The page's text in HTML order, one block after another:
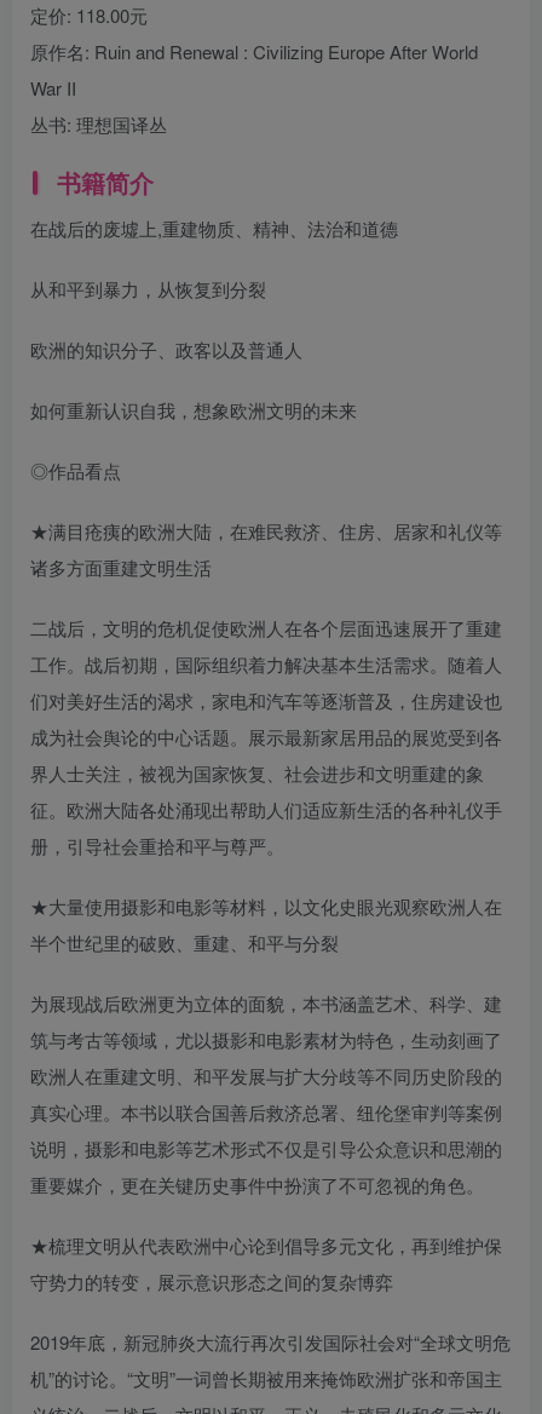
定价: 118.00元
原作名: Ruin and Renewal : Civilizing Europe After World
War II
丛书: 理想国译丛
书籍简介
在战后的废墟上,重建物质、精神、法治和道德
从和平到暴力，从恢复到分裂
欧洲的知识分子、政客以及普通人
如何重新认识自我，想象欧洲文明的未来
◎作品看点
★满目疮痍的欧洲大陆，在难民救济、住房、居家和礼仪等
诸多方面重建文明生活
二战后，文明的危机促使欧洲人在各个层面迅速展开了重建
工作。战后初期，国际组织着力解决基本生活需求。随着人
们对美好生活的渴求，家电和汽车等逐渐普及，住房建设也
成为社会舆论的中心话题。展示最新家居用品的展览受到各
界人士关注，被视为国家恢复、社会进步和文明重建的象
征。欧洲大陆各处涌现出帮助人们适应新生活的各种礼仪手
册，引导社会重拾和平与尊严。
★大量使用摄影和电影等材料，以文化史眼光观察欧洲人在
半个世纪里的破败、重建、和平与分裂
为展现战后欧洲更为立体的面貌，本书涵盖艺术、科学、建
筑与考古等领域，尤以摄影和电影素材为特色，生动刻画了
欧洲人在重建文明、和平发展与扩大分歧等不同历史阶段的
真实心理。本书以联合国善后救济总署、纽伦堡审判等案例
说明，摄影和电影等艺术形式不仅是引导公众意识和思潮的
重要媒介，更在关键历史事件中扮演了不可忽视的角色。
★梳理文明从代表欧洲中心论到倡导多元文化，再到维护保
守势力的转变，展示意识形态之间的复杂博弈
2019年底，新冠肺炎大流行再次引发国际社会对“全球文明危
机”的讨论。“文明”一词曾长期被用来掩饰欧洲扩张和帝国主